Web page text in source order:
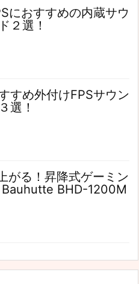
におすすめの内蔵サウ
２選！
すめ外付けFPSサウン
選！
がる！昇降式ゲーミン
Bauhutte BHD-1200M